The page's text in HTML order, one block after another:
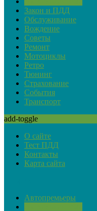
Закон и ПДД
Обслуживание
Вождение
Советы
Ремонт
Мотоциклы
Ретро
Тюнинг
Страхование
События
Транспорт
add-toggle
О сайте
Тест ПДД
Контакты
Карта сайта
Автопремьеры